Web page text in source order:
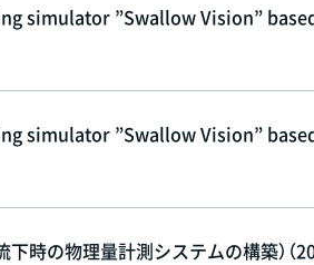
simulator ”Swallow Vision”
simulator ”Swallow Vision”
時の物理量計測システムの構築）（